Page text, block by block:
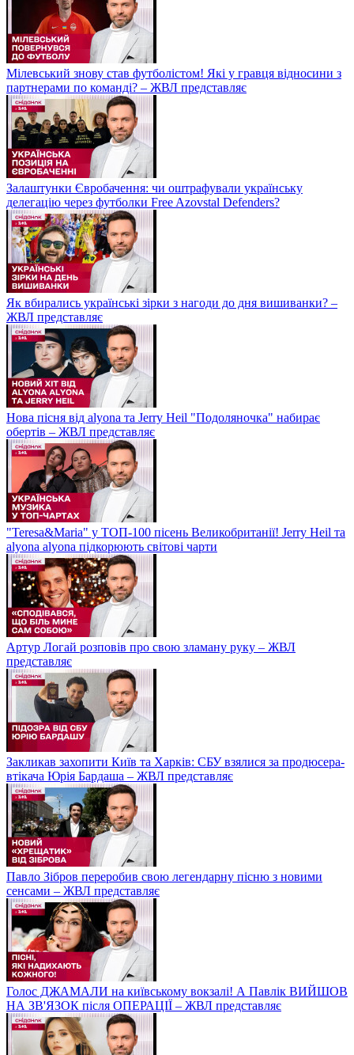
Мілевський знову став футболістом! Які у гравця відносини з
партнерами по команді? – ЖВЛ представляє
Залаштунки Євробачення: чи оштрафували українську
делегацію через футболки Free Azovstal Defenders?
Як вбирались українські зірки з нагоди до дня вишиванки? –
ЖВЛ представляє
Нова пісня від alyona та Jerry Heil "Подоляночка" набирає
обертів – ЖВЛ представляє
"Teresa&Maria" у ТОП-100 пісень Великобританії! Jerry Heil та
alyona alyona підкорюють світові чарти
Артур Логай розповів про свою зламану руку – ЖВЛ
представляє
Закликав захопити Київ та Харків: СБУ взялися за продюсера-
втікача Юрія Бардаша – ЖВЛ представляє
Павло Зібров переробив свою легендарну пісню з новими
сенсами – ЖВЛ представляє
Голос ДЖАМАЛИ на київському вокзалі! А Павлік ВИЙШОВ
НА ЗВ'ЯЗОК після ОПЕРАЦІЇ – ЖВЛ представляє